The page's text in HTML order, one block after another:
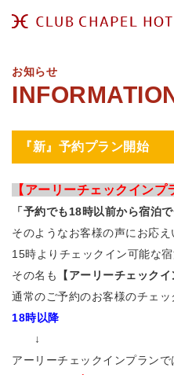
お知らせ
『新』予約プラン開始
【アーリーチェックインプ
「予約でも18時以前から宿泊
そのようなお客様の声にお応え
15時よりチェックイン可能な
その名も
【アーリーチェックイ
通常のご予約のお客様のチェッ
18時以降
↓
アーリーチェックインプランで